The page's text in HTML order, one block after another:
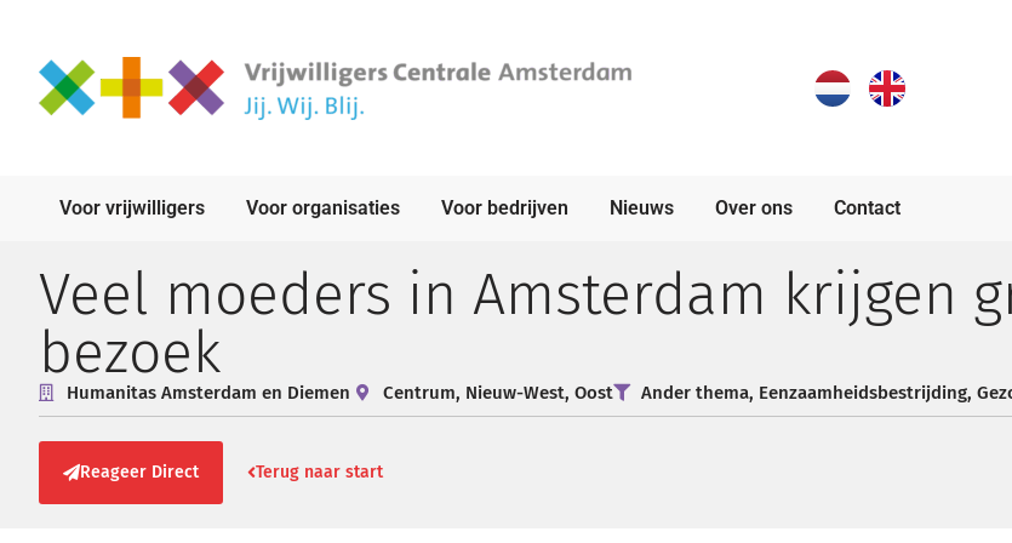
Voor vrijwilligers Voor organisaties Voor bedrijven Nieuws Over ons Contact
Veel moeders in Amsterdam krijgen
bezoek
Humanitas Amsterdam en Diemen Centrum, Nieuw-West, Oost Ander thema, Eenzaamheidsbestrijding,
Reageer Direct Terug naar start